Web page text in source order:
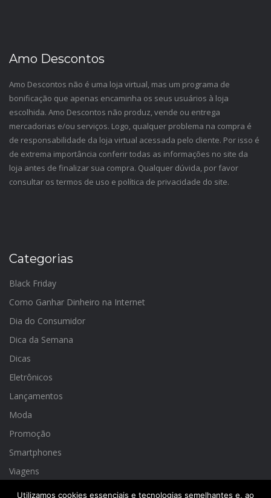
Amo Descontos
Amo Descontos não é uma loja virtual, mas um programa de
bonificação que apenas encaminha os seus usuários à loja
escolhida. Amo Descontos não produz, vende ou entrega
mercadorias e/ou serviços. Logo, qualquer problema na compra é
de responsabilidade da loja virtual acessada pelo cliente. Por isso é
de extrema importância conferir todas as informações no site da
loja antes de finalizar sua compra. Qualquer dúvida, por favor
consultar os termos de uso e política de privacidade do site.
Categorias
Black Friday
Como Ganhar Dinheiro na Internet
Dia do Consumidor
Dica da Semana
Dicas
Eletrônicos
Lançamentos
Moda
Promoção
Smartphones
Viagens
Utilizamos cookies essenciais e tecnologias semelhantes e, ao